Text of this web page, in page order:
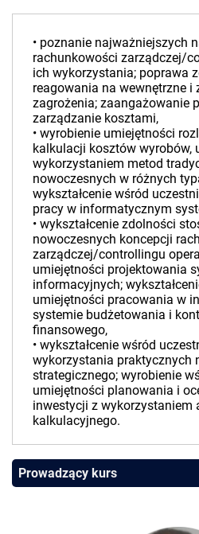
• poznanie najważniejszych
rachunkowości zarządczej/
ich wykorzystania; poprawa
reagowania na wewnętrzne i
zagrożenia; zaangażowanie
zarządzanie kosztami,
• wyrobienie umiejętności
kalkulacji kosztów wyrobów,
wykorzystaniem metod
nowoczesnych w różnych
wykształcenie wśród
pracy w informatycznym
• wykształcenie zdolności
nowoczesnych koncepcji
zarządczej/controllingu
umiejętności projektowania
informacyjnych;
umiejętności pracowania w
systemie budżetowania i
finansowego,
• wykształcenie wśród
wykorzystania praktycznych
strategicznego; wyrobienie
umiejętności planowania i
inwestycji z wykorzystaniem
kalkulacyjnego.
Prowadzący kurs